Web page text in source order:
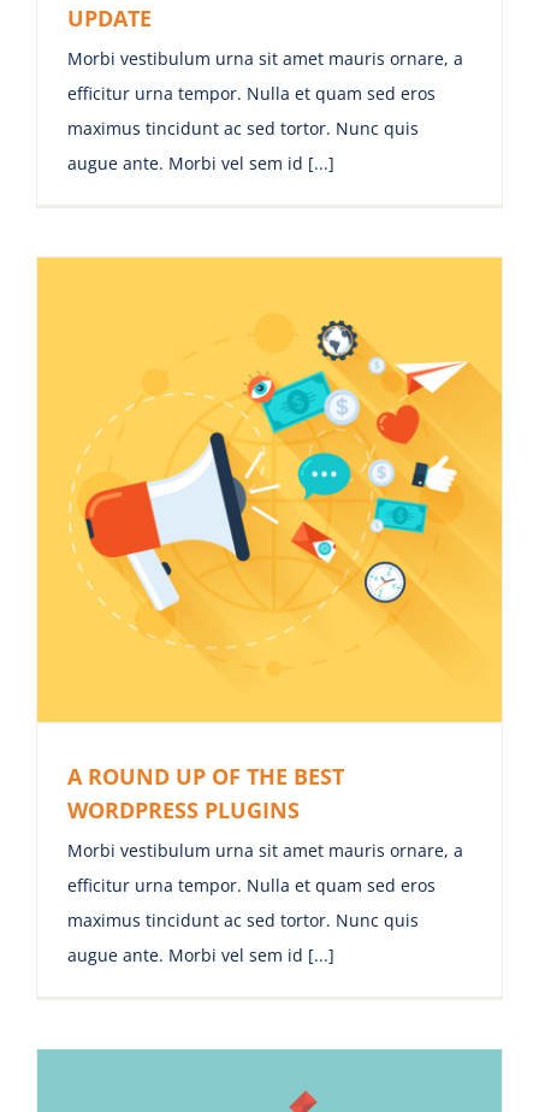
UPDATE
Morbi vestibulum urna sit amet mauris ornare, a
efficitur urna tempor. Nulla et quam sed eros
maximus tincidunt ac sed tortor. Nunc quis
augue ante. Morbi vel sem id [...]
A ROUND UP OF THE BEST
WORDPRESS PLUGINS
Morbi vestibulum urna sit amet mauris ornare, a
efficitur urna tempor. Nulla et quam sed eros
maximus tincidunt ac sed tortor. Nunc quis
augue ante. Morbi vel sem id [...]